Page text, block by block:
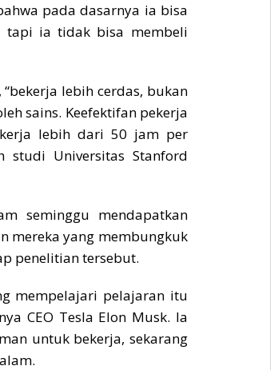
pada dasarnya ia bisa
tapi ia tidak bisa membeli
lebih cerdas, bukan
sains. Keefektifan pekerja
lebih dari 50 jam per
studi Universitas Stanford
seminggu mendapatkan
mereka yang membungkuk
penelitian tersebut.
mempelajari pelajaran itu
CEO Tesla Elon Musk. Ia
untuk bekerja, sekarang